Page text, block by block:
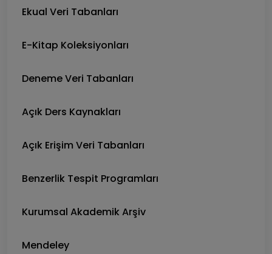
Ekual Veri Tabanları
E-Kitap Koleksiyonları
Deneme Veri Tabanları
Açık Ders Kaynakları
Açık Erişim Veri Tabanları
Benzerlik Tespit Programları
Kurumsal Akademik Arşiv
Mendeley